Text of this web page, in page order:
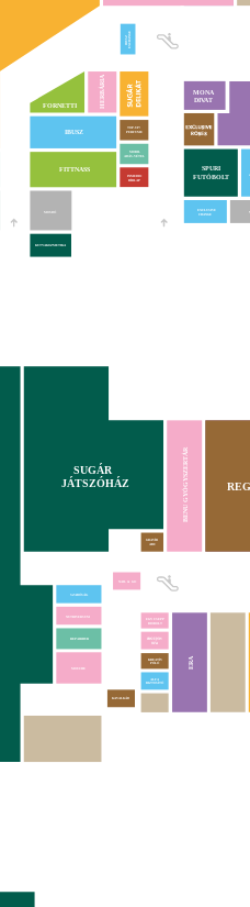
MOBIL
ADÁS-VÉTEL
FITTNASS
IBUSZ
MONA
DIVAT
SPURI
FUTÓBOLT
FORNETTI HERBÁRIA
TOP-UP!
PERFUME
IBUSZEXCHANGE
EXCLUSIVE
CHANGE
KUTYAKOZMETIKA
INMEDIO
HÍRLAP
SUGÁR
JÁTSZÓHÁZ
BENU GYÓGYSZERTÁR
ERA
SZABÓSÁG
NUTRIVERSUM
REPAIRHUB
EGY CSEPP
BIOBOLT
GRAVÍR
ABC
KREATÍV
PÓLÓ
KAVALKÁD
ALFA
BIZTOSÍTÓ